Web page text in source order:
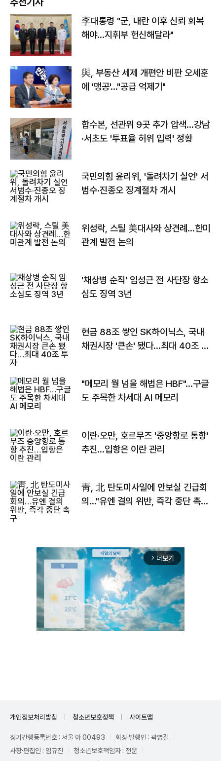
李대통령 "군, 내란 이후 신뢰 회복
해야…지휘부 헌신해달라"
與, 부동산 세제 개편안 비판 오세훈
에 '맹공'…"공급 억제기"
합수본, 선관위 9곳 추가 압색…강남
·서초도 '투표율 허위 입력' 정황
국민의힘 윤리위, '돌려차기 실언' 서
범수·진종오 징계절차 개시
위성락, 스틸 美대사와 상견례…한미
관계 발전 논의
'채상병 순직' 임성근 전 사단장 항소
심도 징역 3년
현금 88조 쌓인 SK하이닉스, 국내
채권시장 '큰손' 됐다…최대 40조 투
"메모리 월 넘을 해법은 HBF"…구글
도 주목한 차세대 AI 메모리
이란·오만, 호르무즈 '중앙항로 통항'
추진…입항은 이란 관리
靑, 北 탄도미사일에 안보실 긴급회
의…"유엔 결의 위반, 즉각 중단 촉
arrow_forward_ios 더보기
개인정보처리방침 청소년보호정책 사이트맵
정기간행등록번호 : 서울 아 00493
회장·발행인 : 곽영길
사장·편집인 : 임규진
청소년보호책임자 : 전운